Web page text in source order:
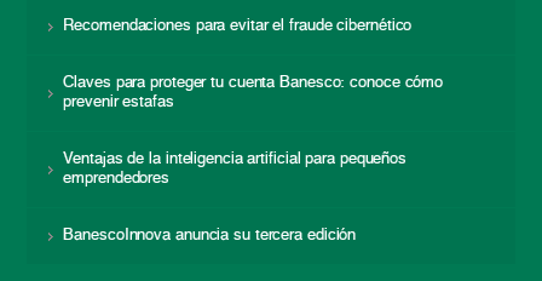
Recomendaciones para evitar el fraude cibernético
Claves para proteger tu cuenta Banesco: conoce cómo
prevenir estafas
Ventajas de la inteligencia artificial para pequeños
emprendedores
BanescoInnova anuncia su tercera edición